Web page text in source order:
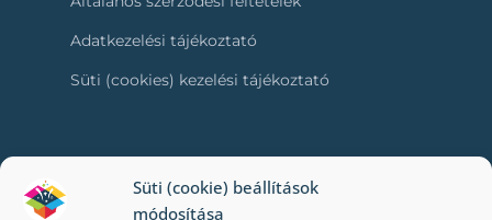
Süti (cookie) beállítások
módosítása
Adatkezelési tájékoztató
Süti (cookies) kezelési tájékoztató
RÓLUNK